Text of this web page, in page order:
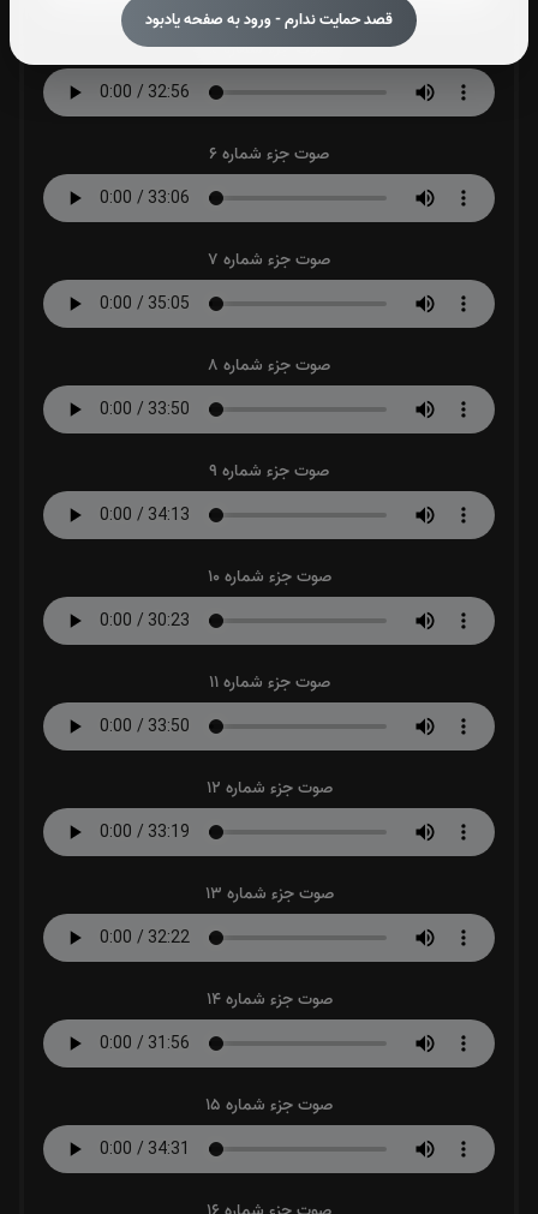
قصد حمایت ندارم - ورود به صفحه یادبود
صوت جزء شماره 5
صوت جزء شماره 6
صوت جزء شماره 7
صوت جزء شماره 8
صوت جزء شماره 9
صوت جزء شماره 10
صوت جزء شماره 11
صوت جزء شماره 12
صوت جزء شماره 13
صوت جزء شماره 14
صوت جزء شماره 15